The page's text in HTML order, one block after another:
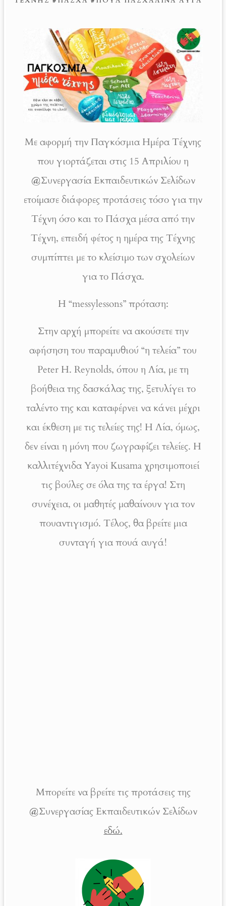
Με αφορμή την Παγκόσμια Ημέρα Τέχνης
που γιορτάζεται στις 15 Απριλίου η
@Συνεργασία Εκπαιδευτικών Σελίδων
ετοίμασε διάφορες προτάσεις τόσο για την
Τέχνη όσο και το Πάσχα μέσα από την
Τέχνη, επειδή φέτος η ημέρα της Τέχνης
συμπίπτει με το κλείσιμο των σχολείων
για το Πάσχα.
Η “messylessons” πρόταση:
Στην αρχή μπορείτε να ακούσετε την
αφήσηση του παραμυθιού “η τελεία” του
Peter H. Reynolds, όπου η Λία, με τη
βοήθεια της δασκάλας της, ξετυλίγει το
ταλέντο της και καταφέρνει να κάνει μέχρι
και έκθεση με τις τελείες της! Η Λία, όμως,
δεν είναι η μόνη που ζωγραφίζει τελείες. Η
καλλιτέχνιδα Yayoi Kusama χρησιμοποιεί
τις βούλες σε όλα της τα έργα! Στη
συνέχεια, οι μαθητές μαθαίνουν για τον
πουαντιγισμό. Τέλος, θα βρείτε μια
συνταγή για πουά αυγά!
Μπορείτε να βρείτε τις προτάσεις της
@Συνεργασίας Εκπαιδευτικών Σελίδων
εδώ.